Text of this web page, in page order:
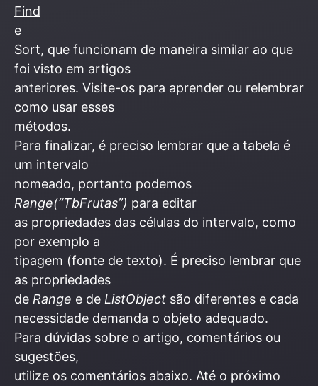
Find
e
Sort, que funcionam de maneira similar ao que
foi visto em artigos
anteriores. Visite-os para aprender ou relembrar
como usar esses
métodos.
Para finalizar, é preciso lembrar que a tabela é
um intervalo
nomeado, portanto podemos
Range(“TbFrutas”) para editar
as propriedades das células do intervalo, como
por exemplo a
tipagem (fonte de texto). É preciso lembrar que
as propriedades
de Range e de ListObject são diferentes e cada
necessidade demanda o objeto adequado.
Para dúvidas sobre o artigo, comentários ou
sugestões,
utilize os comentários abaixo. Até o próximo